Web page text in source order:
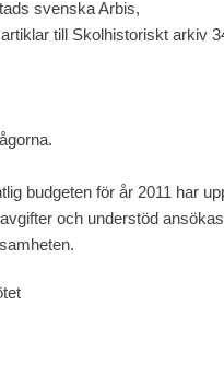
svenska Arbis,
till Skolhistoriskt arkiv
till lösning
2011 har uppgjorts,
och understöd